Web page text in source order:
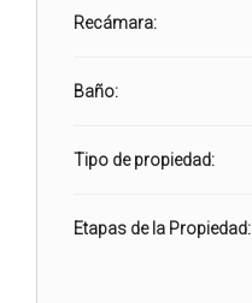
Recámara:
Baño:
Tipo de propiedad:
Etapas de la Propiedad: